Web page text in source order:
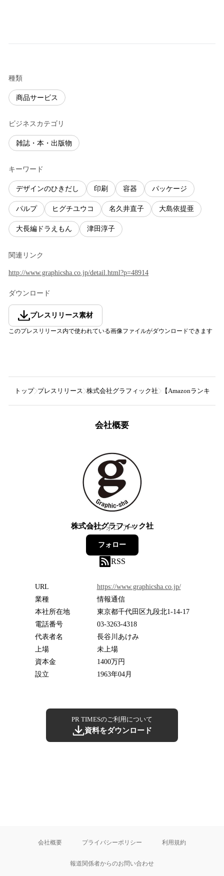
種類
商品サービス
ビジネスカテゴリ
雑誌・本・出版物
キーワード
デザインのひきだし 印刷 容器 パッケージ
パルプ ヒグチユウコ 名久井直子 大島依提亜
大長編ドラえもん 津田淳子
関連リンク
http://www.graphicsha.co.jp/detail.html?p=48914
ダウンロード
プレスリリース素材
このプレスリリース内で使われている画像ファイルがダウンロードできます
トップ プレスリリース 株式会社グラフィック社 【Amazonランキン
会社概要
株式会社グラフィック社
41フォロワー
フォロー
RSS
URL
https://www.graphicsha.co.jp/
業種
情報通信
本社所在地
東京都千代田区九段北1-14-17
電話番号
03-3263-4318
代表者名
長谷川あけみ
上場
未上場
資本金
1400万円
設立
1963年04月
PR TIMESのご利用について
資料をダウンロード
会社概要 プライバシーポリシー 利用規約
報道関係者からのお問い合わせ